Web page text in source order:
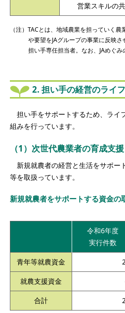
営業スキルの
（注）TACとは、地域農業を担っていく
や要望をJAグループの事業に反映
担い手専任担当者。なお、JAめぐみ
2. 担い手の経営のライ
担い手をサポートするため、ライ
組みを行っています。
（1）次世代農業者の育成支援
新規就農者の経営と生活をサポー
等を取扱っています。
新規就農者をサポートする資金の
令和6年度
実行件数
青年等就農資金
就農支援資金
合計